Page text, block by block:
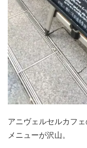
アニヴェルセルカフェ
メニューが沢山。